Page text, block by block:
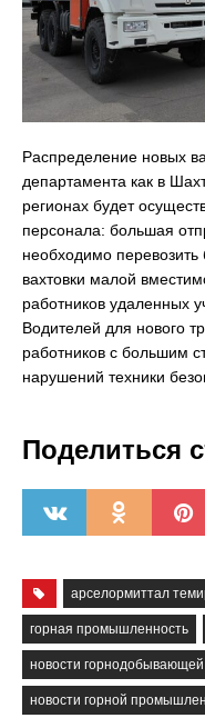
Распределение новых
департамента как в
регионах будет
персонала: большая
необходимо
вахтовки малой
работников удаленных
Водителей для нового
работников с большим
нарушений техники
Поделиться
арселормиттал
горная промышленность
новости
новости горной